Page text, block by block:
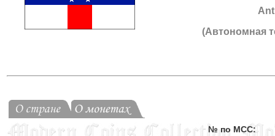
(Автономная
№ по MCC: